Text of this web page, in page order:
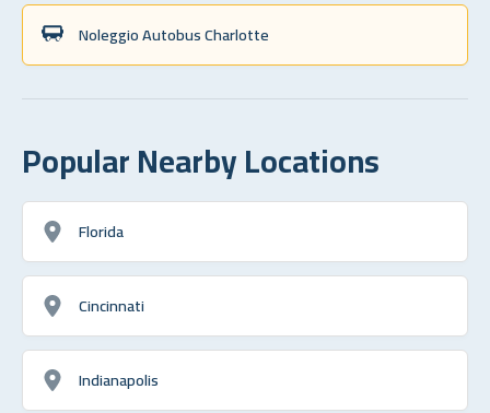
Noleggio Autobus Charlotte
Popular Nearby Locations
Florida
Cincinnati
Indianapolis